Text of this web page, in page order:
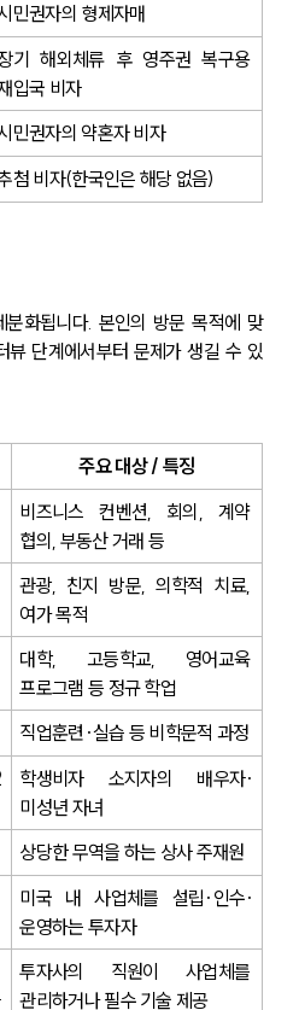
민권자의 형제자매
기 해외체류 후 영주권 복구용
입국 비자
민권자의 약혼자 비자
첨 비자(한국인은 해당 없음)
화됩니다. 본인의 방문 목적에 맞
뷰 단계에서부터 문제가 생길 수 있
주요 대상 / 특징
비즈니스 컨벤션, 회의, 계약
협의, 부동산 거래 등
관광, 친지 방문, 의학적 치료,
여가 목적
대학, 고등학교, 영어교육
프로그램 등 정규 학업
직업훈련·실습 등 비학문적 과정
학생비자 소지자의 배우자·
미성년 자녀
상당한 무역을 하는 상사 주재원
미국 내 사업체를 설립·인수·
운영하는 투자자
투자사의 직원이 사업체를
관리하거나 필수 기술 제공